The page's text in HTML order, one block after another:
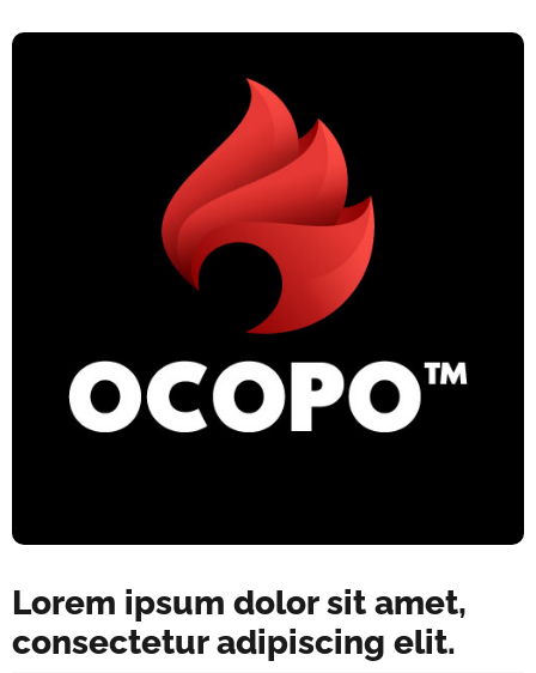
Lorem ipsum dolor sit amet,
consectetur adipiscing elit.